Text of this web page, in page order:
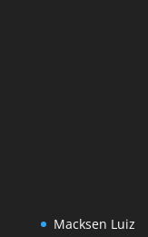
Macksen Luiz